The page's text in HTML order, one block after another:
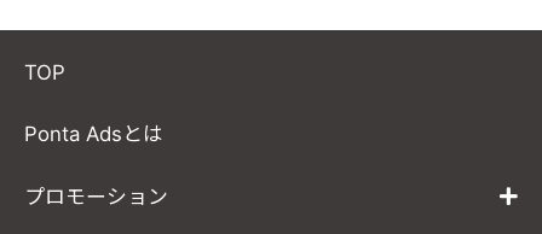
TOP
Ponta Adsとは
プロモーション